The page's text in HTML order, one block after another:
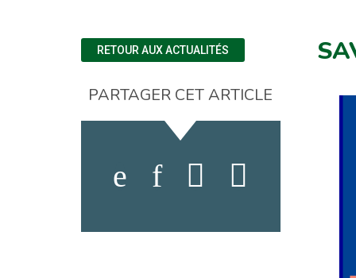
RETOUR AUX ACTUALITÉS
PARTAGER CET ARTICLE